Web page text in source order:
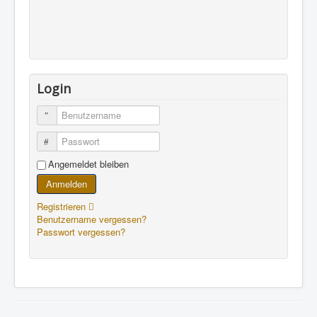
Login
Benutzername
Passwort
Angemeldet bleiben
Anmelden
Registrieren
Benutzername vergessen?
Passwort vergessen?